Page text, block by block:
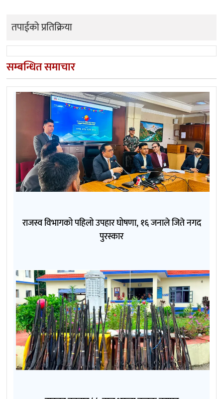
तपाईको प्रतिक्रिया
सम्बन्धित समाचार
राजस्व विभागको पहिलो उपहार घोषणा, १६ जनाले जिते नगद
पुरस्कार